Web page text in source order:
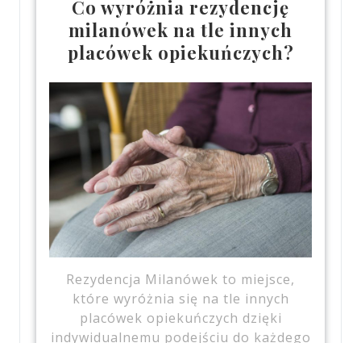
Co wyróżnia rezydencję
milanówek na tle innych
placówek opiekuńczych?
Rezydencja Milanówek to miejsce,
które wyróżnia się na tle innych
placówek opiekuńczych dzięki
indywidualnemu podejściu do każdego